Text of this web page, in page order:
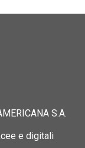
S.A.
e digitali